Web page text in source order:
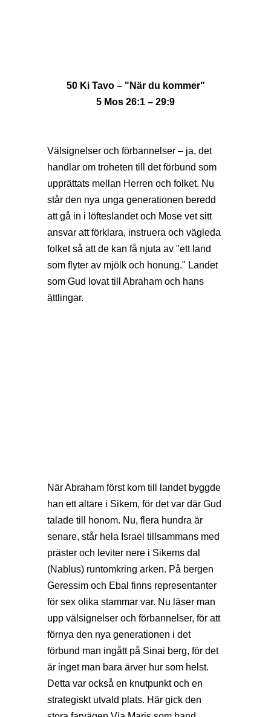
50 Ki Tavo – "När du kommer"
5 Mos 26:1 – 29:9
Välsignelser och förbannelser – ja, det
handlar om troheten till det förbund som
upprättats mellan Herren och folket. Nu
står den nya unga generationen beredd
att gå in i löfteslandet och Mose vet sitt
ansvar att förklara, instruera och vägleda
folket så att de kan få njuta av "ett land
som flyter av mjölk och honung." Landet
som Gud lovat till Abraham och hans
ättlingar.
När Abraham först kom till landet byggde
han ett altare i Sikem, för det var där Gud
talade till honom. Nu, flera hundra är
senare, står hela Israel tillsammans med
präster och leviter nere i Sikems dal
(Nablus) runtomkring arken. På bergen
Geressim och Ebal finns representanter
för sex olika stammar var. Nu läser man
upp välsignelser och förbannelser, för att
förnya den nya generationen i det
förbund man ingått på Sinai berg, för det
är inget man bara ärver hur som helst.
Detta var också en knutpunkt och en
strategiskt utvald plats. Här gick den